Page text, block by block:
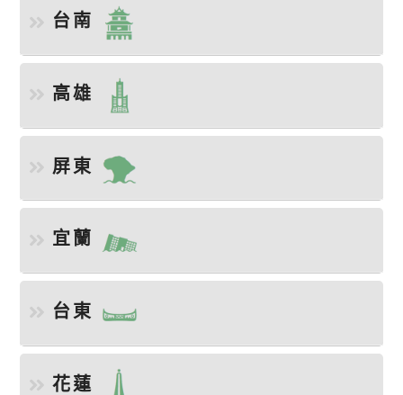
台南
高雄
屏東
宜蘭
台東
花蓮